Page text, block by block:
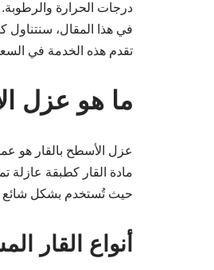
درجات الحرارة والرطوبة.
في هذا المقال، سنتناول
تقدم هذه الخدمة في
ما هو عزل
عزل الأسطح بالقار هو
مادة القار كطبقة عازلة
حيث تُستخدم بشكل شائع
أنواع القار